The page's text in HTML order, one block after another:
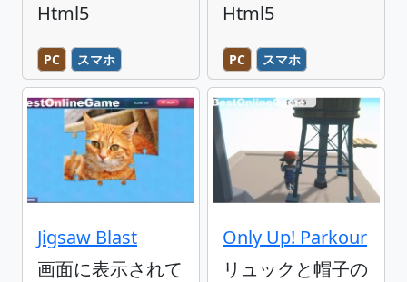
Html5
PC スマホ
Html5
PC スマホ
Jigsaw Blast
画面に表示されて
Only Up! Parkour
リュックと帽子の